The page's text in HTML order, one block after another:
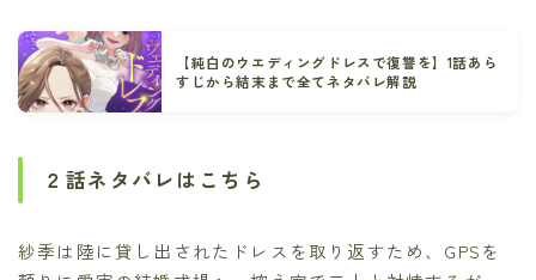
【純白のウエディングドレスで復讐を】1話あら
すじから結末まで全てネタバレ解説
２話ネタバレはこちら
紗季は陸に貸し出されたドレスを取り返すため、GPSを